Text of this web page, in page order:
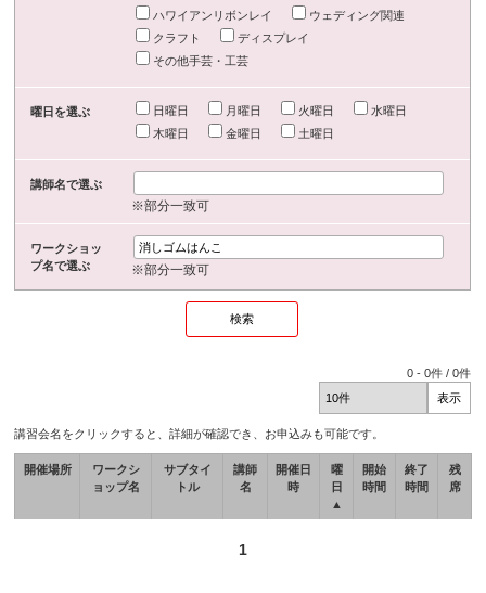
ハワイアンリボンレイ
ウェディング関連
クラフト
ディスプレイ
その他手芸・工芸
曜日を選ぶ 日曜日 月曜日 火曜日
水曜日
木曜日
金曜日 土曜日
講師名で選ぶ
※部分一致可
ワークショッ
プ名で選ぶ
※部分一致可
0 -0件 /0件
講習会名をクリックすると、詳細が確認でき、お申込みも可能です。
開催場所
ワークシ
ョップ名
サブタイ
トル
講師
名
開催日
時
曜
日
▲
開始
時間
終了
時間
残
席
1